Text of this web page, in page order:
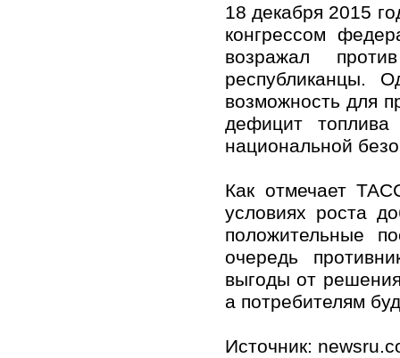
18 декабря 2015
конгрессом
возражал
республиканцы.
возможность для
дефицит
национальной
Как отмечает
условиях роста
положительные
очередь
выгоды от
а потребителям
Источник: